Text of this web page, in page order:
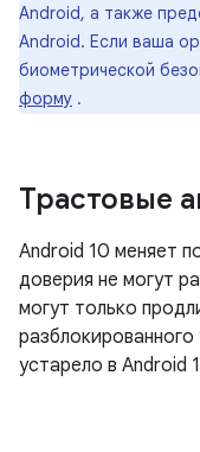
Android, а также
Android. Если ваша
биометрической
форму .
Трастовые
Android 10 меняет
доверия не могут
могут только
устарело в Android